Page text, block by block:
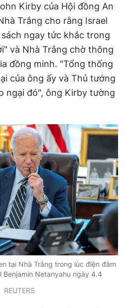
GP - BTTTT cấp ngày 24.3.2020
về Báo Thanh Niên. Cấm sao
không có sự chấp thuận bằng văn
JSC.
Kirby của Hội đồng An
Trắng cho rằng Israel
ngay tức khắc trong
và Nhà Trắng chờ thông
đồng minh. "Tổng thống
của ông ấy và Thủ tướng
ngại đó", ông Kirby tường
tại Nhà Trắng trong lúc điện đàm
Benjamin Netanyahu ngày 4.4
REUTERS